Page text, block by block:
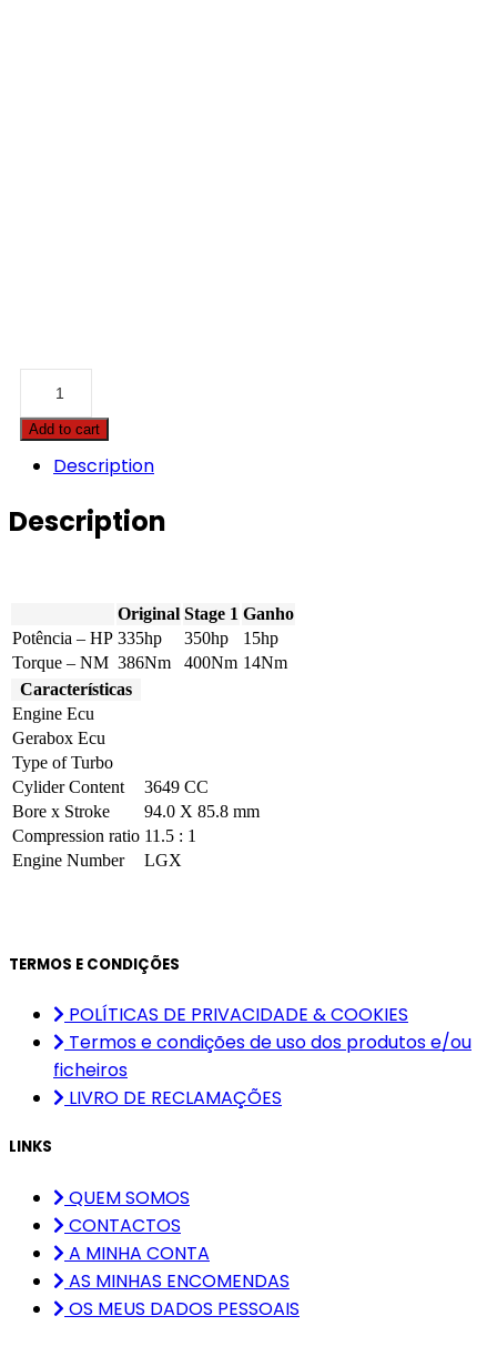
ATS
-
quantity
Add to cart
Description
Description
Original Stage 1 Ganho
Potência – HP 335hp 350hp
15hp
Torque – NM 386Nm 400Nm 14Nm
Características
Engine Ecu
Gerabox Ecu
Type of Turbo
Cylider Content
3649 CC
Bore x Stroke
94.0 X 85.8 mm
Compression ratio 11.5 : 1
Engine Number
LGX
TERMOS E CONDIÇÕES
POLÍTICAS DE PRIVACIDADE & COOKIES
Termos e condições de uso dos produtos e/ou
ficheiros
LIVRO DE RECLAMAÇÕES
LINKS
QUEM SOMOS
CONTACTOS
A MINHA CONTA
AS MINHAS ENCOMENDAS
OS MEUS DADOS PESSOAIS